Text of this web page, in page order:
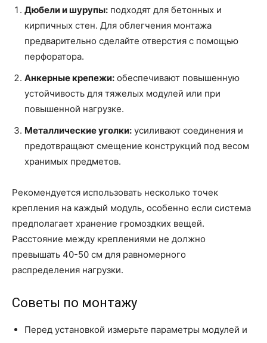
Дюбели и шурупы: подходят для бетонных и
кирпичных стен. Для облегчения монтажа
предварительно сделайте отверстия с помощью
перфоратора.
Анкерные крепежи: обеспечивают повышенную
устойчивость для тяжелых модулей или при
повышенной нагрузке.
Металлические уголки: усиливают соединения и
предотвращают смещение конструкций под весом
хранимых предметов.
Рекомендуется использовать несколько точек
крепления на каждый модуль, особенно если система
предполагает хранение громоздких вещей.
Расстояние между креплениями не должно
превышать 40-50 см для равномерного
распределения нагрузки.
Советы по монтажу
Перед установкой измерьте параметры модулей и